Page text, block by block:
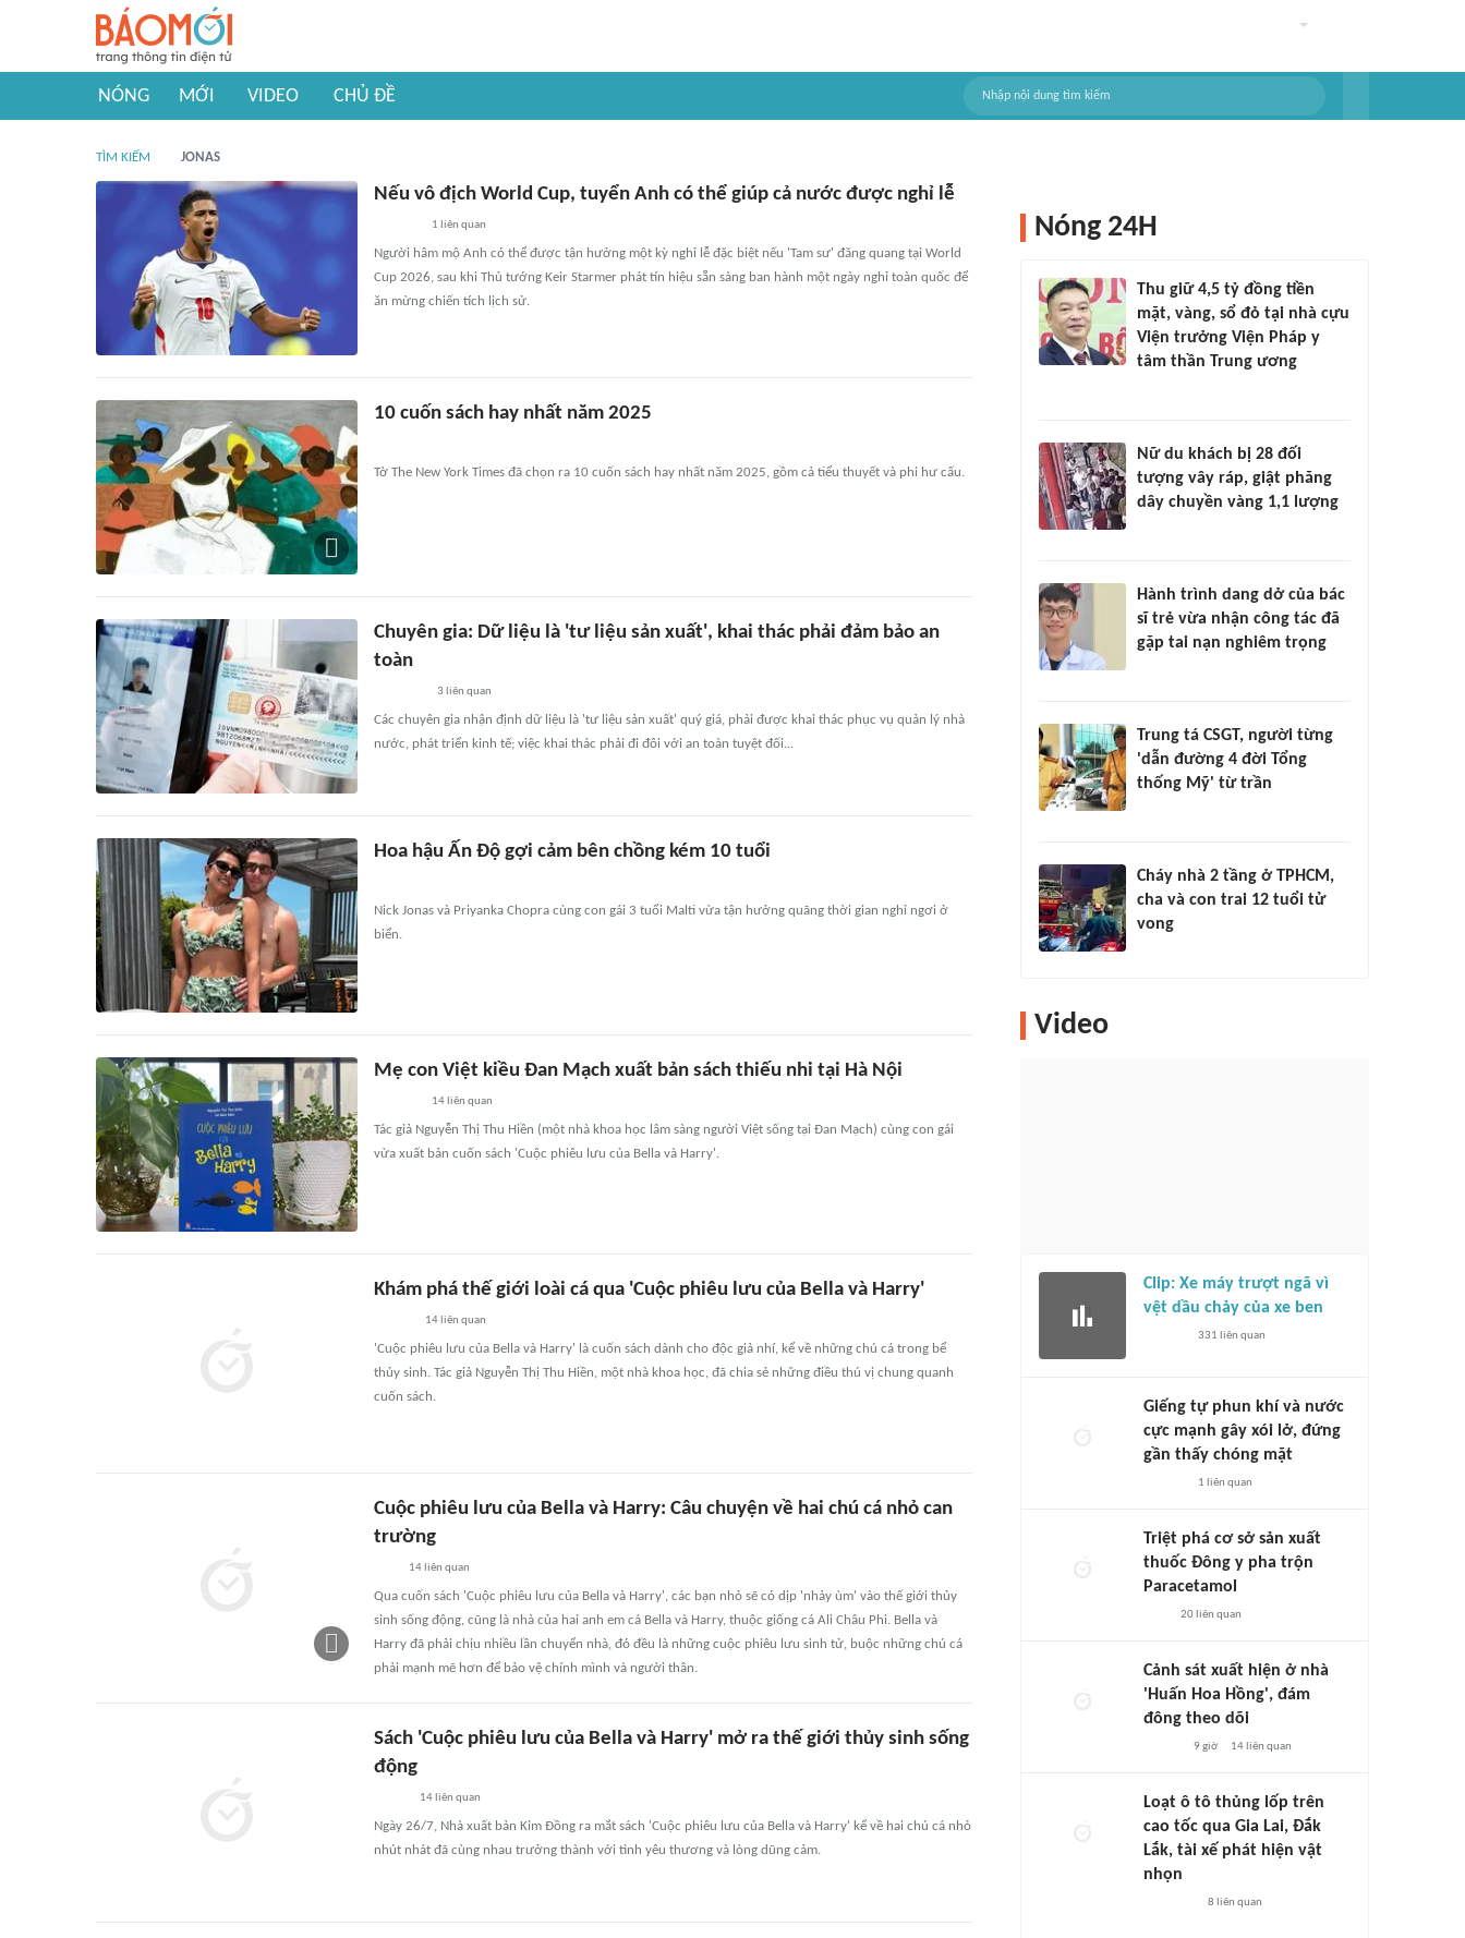
NÓNG MỚI VIDEO CHỦ ĐỀ
TÌM KIẾM JONAS
Nếu vô địch World Cup, tuyển Anh có thể giúp cả nước được nghỉ lễ
1 liên quan
Người hâm mộ Anh có thể được tận hưởng một kỳ nghỉ lễ đặc biệt nếu 'Tam sư' đăng quang tại World
Cup 2026, sau khi Thủ tướng Keir Starmer phát tín hiệu sẵn sàng ban hành một ngày nghỉ toàn quốc để
ăn mừng chiến tích lịch sử.
10 cuốn sách hay nhất năm 2025
Tờ The New York Times đã chọn ra 10 cuốn sách hay nhất năm 2025, gồm cả tiểu thuyết và phi hư cấu.
Chuyên gia: Dữ liệu là 'tư liệu sản xuất', khai thác phải đảm bảo an
toàn
3 liên quan
Các chuyên gia nhận định dữ liệu là 'tư liệu sản xuất' quý giá, phải được khai thác phục vụ quản lý nhà
nước, phát triển kinh tế; việc khai thác phải đi đôi với an toàn tuyệt đối...
Hoa hậu Ấn Độ gợi cảm bên chồng kém 10 tuổi
Nick Jonas và Priyanka Chopra cùng con gái 3 tuổi Malti vừa tận hưởng quãng thời gian nghỉ ngơi ở
biển.
Mẹ con Việt kiều Đan Mạch xuất bản sách thiếu nhi tại Hà Nội
14 liên quan
Tác giả Nguyễn Thị Thu Hiền (một nhà khoa học lâm sàng người Việt sống tại Đan Mạch) cùng con gái
vừa xuất bản cuốn sách 'Cuộc phiêu lưu của Bella và Harry'.
Khám phá thế giới loài cá qua 'Cuộc phiêu lưu của Bella và Harry'
14 liên quan
'Cuộc phiêu lưu của Bella và Harry' là cuốn sách dành cho độc giả nhí, kể về những chú cá trong bể
thủy sinh. Tác giả Nguyễn Thị Thu Hiền, một nhà khoa học, đã chia sẻ những điều thú vị chung quanh
cuốn sách.
Cuộc phiêu lưu của Bella và Harry: Câu chuyện về hai chú cá nhỏ can
trường
14 liên quan
Qua cuốn sách 'Cuộc phiêu lưu của Bella và Harry', các bạn nhỏ sẽ có dịp 'nhảy ùm' vào thế giới thủy
sinh sống động, cũng là nhà của hai anh em cá Bella và Harry, thuộc giống cá Ali Châu Phi. Bella và
Harry đã phải chịu nhiều lần chuyển nhà, đó đều là những cuộc phiêu lưu sinh tử, buộc những chú cá
phải mạnh mẽ hơn để bảo vệ chính mình và người thân.
Sách 'Cuộc phiêu lưu của Bella và Harry' mở ra thế giới thủy sinh sống
động
14 liên quan
Ngày 26/7, Nhà xuất bản Kim Đồng ra mắt sách 'Cuộc phiêu lưu của Bella và Harry' kể về hai chú cá nhỏ
nhút nhát đã cùng nhau trưởng thành với tình yêu thương và lòng dũng cảm.
Nóng 24H
Thu giữ 4,5 tỷ đồng tiền
mặt, vàng, sổ đỏ tại nhà cựu
Viện trưởng Viện Pháp y
tâm thần Trung ương
Nữ du khách bị 28 đối
tượng vây ráp, giật phăng
dây chuyền vàng 1,1 lượng
Hành trình dang dở của bác
sĩ trẻ vừa nhận công tác đã
gặp tai nạn nghiêm trọng
Trung tá CSGT, người từng
'dẫn đường 4 đời Tổng
thống Mỹ' từ trần
Cháy nhà 2 tầng ở TPHCM,
cha và con trai 12 tuổi tử
vong
Video
Clip: Xe máy trượt ngã vì
vệt dầu chảy của xe ben
331 liên quan
Giếng tự phun khí và nước
cực mạnh gây xói lở, đứng
gần thấy chóng mặt
1 liên quan
Triệt phá cơ sở sản xuất
thuốc Đông y pha trộn
Paracetamol
20liên quan
Cảnh sát xuất hiện ở nhà
'Huấn Hoa Hồng', đám
đông theo dõi
9 giờ 14liên quan
Loạt ô tô thủng lốp trên
cao tốc qua Gia Lai, Đắk
Lắk, tài xế phát hiện vật
nhọn
8 liên quan